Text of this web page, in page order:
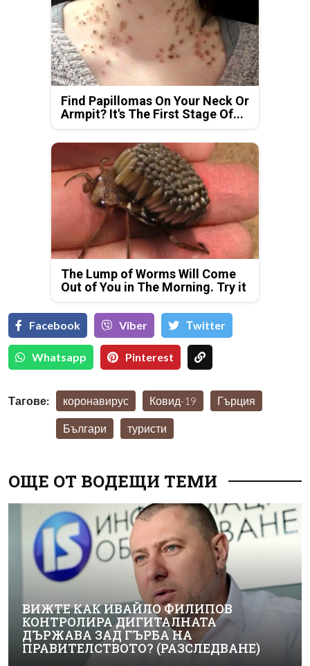
Find Papillomas On Your Neck Or
Armpit? It's The First Stage Of...
The Lump of Worms Will Come
Out of You in The Morning. Try it
Facebook Viber Тwitter
Whatsapp Pinterest
Тагове: коронавирус Ковид-19 Гърция
Българи туристи
ОЩЕ ОТ ВОДЕЩИ ТЕМИ
ВИЖТЕ КАК ИВАЙЛО ФИЛИПОВ
КОНТРОЛИРА ДИГИТАЛНАТА
ДЪРЖАВА ЗАД ГЪРБА НА
ПРАВИТЕЛСТВОТО? (РАЗСЛЕДВАНЕ)